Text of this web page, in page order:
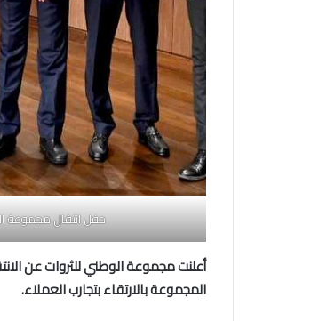
حفل انتقال مجموعة
أعلنت مجموعة الوطني للثروات عن
المجموعة بالارتقاء بتجارب العملاء.